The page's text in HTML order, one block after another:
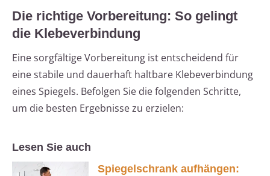
Die richtige Vorbereitung: So gelingt
die Klebeverbindung
Eine sorgfältige Vorbereitung ist entscheidend für
eine stabile und dauerhaft haltbare Klebeverbindung
eines Spiegels. Befolgen Sie die folgenden Schritte,
um die besten Ergebnisse zu erzielen:
Lesen Sie auch
Spiegelschrank aufhängen: